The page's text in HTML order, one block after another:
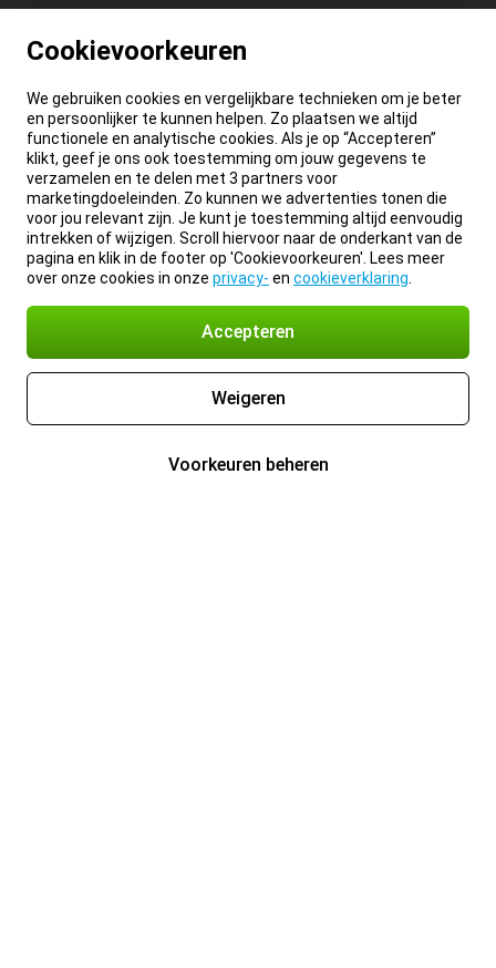
Cookievoorkeuren
We gebruiken cookies en vergelijkbare technieken om je beter
en persoonlijker te kunnen helpen. Zo plaatsen we altijd
functionele en analytische cookies. Als je op “Accepteren”
klikt, geef je ons ook toestemming om jouw gegevens te
verzamelen en te delen met 3 partners voor
marketingdoeleinden. Zo kunnen we advertenties tonen die
voor jou relevant zijn. Je kunt je toestemming altijd eenvoudig
intrekken of wijzigen. Scroll hiervoor naar de onderkant van de
pagina en klik in de footer op 'Cookievoorkeuren'. Lees meer
over onze cookies in onze privacy- en cookieverklaring
Accepteren
Weigeren
Voorkeuren beheren